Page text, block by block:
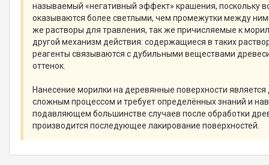
называемый «негативный эффект» крашения, поскольку
оказываются более светлыми, чем промежутки между
же растворы для травления, так же причисляемые к
другой механизм действия: содержащиеся в таких
реагенты связываются с дубильными веществами
оттенок.
Нанесение морилки на деревянные поверхности является
сложным процессом и требует определённых знаний и
подавляющем большинстве случаев после обработки
производится последующее лакирование поверхностей.